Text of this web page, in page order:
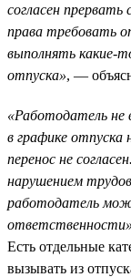
согласен
права требовать
выполнять какие-
отпуска», —
«Работодатель не
в графике отпуска
перенос не
нарушением
работодатель
ответственности»
Есть отдельные
вызывать из